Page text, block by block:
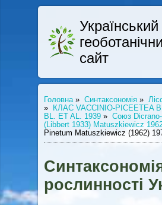
Український
сайт
Головна » Синтаксономія »
»
КЛАС VACCINIO-PICEETEA
BL. ET AL. 1939 » Союз
(Libbert 1933) Matuszkiewicz
Pinetum Matuszkiewicz (1962)
рослинності